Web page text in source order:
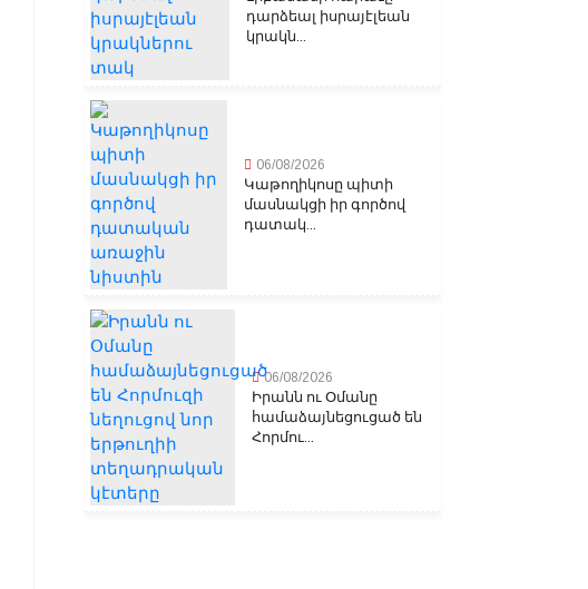
դարձեալ իսրայէլեան
կրակն...
06/08/2026
Կաթողիկոսը պիտի
մասնակցի իր գործով
դատակ...
06/08/2026
Իրանն ու Օմանը
համաձայնեցուցած են
Հորմու...